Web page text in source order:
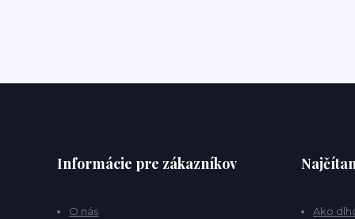
Informácie pre zákazníkov
O nás
Ako